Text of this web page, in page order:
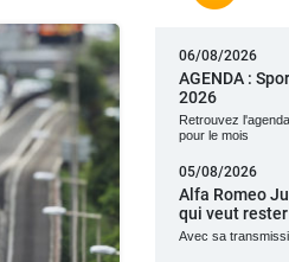
06/08/2026
AGENDA :
2026
Retrouvez
pour le mois
05/08/2026
Alfa Romeo
qui veut
Avec sa